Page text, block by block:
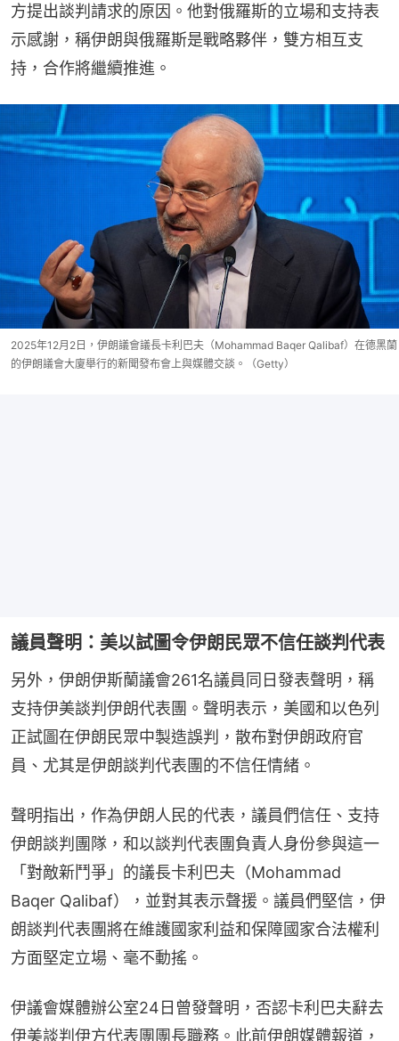
方提出談判請求的原因。他對俄羅斯的立場和支持表
示感謝，稱伊朗與俄羅斯是戰略夥伴，雙方相互支
持，合作將繼續推進。
2025年12月2日，伊朗議會議長卡利巴夫（Mohammad Baqer Qalibaf）在德黑蘭
的伊朗議會大廈舉行的新聞發布會上與媒體交談。（Getty）
議員聲明：美以試圖令伊朗民眾不信任談判代表
另外，伊朗伊斯蘭議會261名議員同日發表聲明，稱
支持伊美談判伊朗代表團。聲明表示，美國和以色列
正試圖在伊朗民眾中製造誤判，散布對伊朗政府官
員、尤其是伊朗談判代表團的不信任情緒。
聲明指出，作為伊朗人民的代表，議員們信任、支持
伊朗談判團隊，和以談判代表團負責人身份參與這一
「對敵新鬥爭」的議長卡利巴夫（Mohammad
Baqer Qalibaf），並對其表示聲援。議員們堅信，伊
朗談判代表團將在維護國家利益和保障國家合法權利
方面堅定立場、毫不動搖。
伊議會媒體辦公室24日曾發聲明，否認卡利巴夫辭去
伊美談判伊方代表團團長職務。此前伊朗媒體報道，